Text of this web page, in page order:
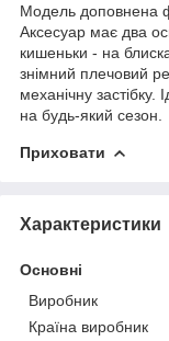
Модель доповнена
Аксесуар має два
кишеньки - на
знімний плечовий
механічну застібку.
на будь-який сезон.
Приховати
Характеристики
Основні
Виробник
Країна виробник